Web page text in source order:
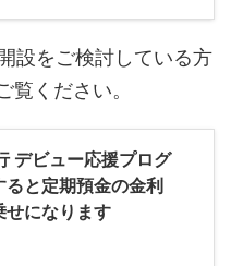
設をご検討している方
覧ください。
デビュー応援プログ
ると定期預金の金利
せになります